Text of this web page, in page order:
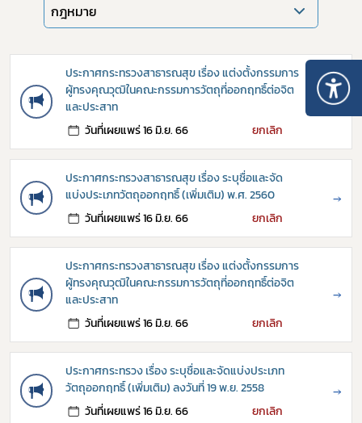
กฎหมาย
ประกาศกระทรวงสาธารณสุข เรื่อง แต่งตั้งกรรมการ
ผู้ทรงคุณวุฒิในคณะกรรมการวัตถุที่ออกฤทธิ์ต่อจิต
และประสาท
วันที่เผยแพร่ 16 มิ.ย. 66
ยกเลิก
→
ประกาศกระทรวงสาธารณสุข เรื่อง ระบุชื่อและจัด
แบ่งประเภทวัตถุออกฤทธิ์ (เพิ่มเติม) พ.ศ. 2560
วันที่เผยแพร่ 16 มิ.ย. 66
ยกเลิก
→
ประกาศกระทรวงสาธารณสุข เรื่อง แต่งตั้งกรรมการ
ผู้ทรงคุณวุฒิในคณะกรรมการวัตถุที่ออกฤทธิ์ต่อจิต
และประสาท
วันที่เผยแพร่ 16 มิ.ย. 66
ยกเลิก
→
ประกาศกระทรวง เรื่อง ระบุชื่อและจัดแบ่งประเภท
วัตถุออกฤทธิ์ (เพิ่มเติม) ลงวันที่ 19 พ.ย. 2558
วันที่เผยแพร่ 16 มิ.ย. 66
ยกเลิก
→